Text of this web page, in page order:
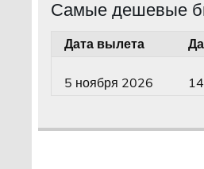
Самые дешевые
Дата вылета
5 ноября 2026